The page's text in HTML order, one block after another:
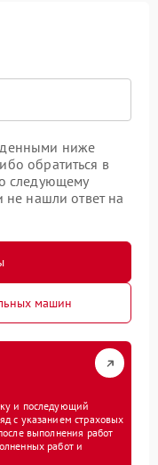
ниже
обратиться в
следующему
не нашли ответ на
машин
и последующий
с указанием страховых
выполнения работ
работ и